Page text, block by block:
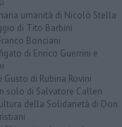
umanità di Nicolò Stella
di Tito Barbini
Bonciani
di Enrico Guerrini e
Gusto di Rubina Rovini
solo di Salvatore Calleri
della Solidarietà di Don